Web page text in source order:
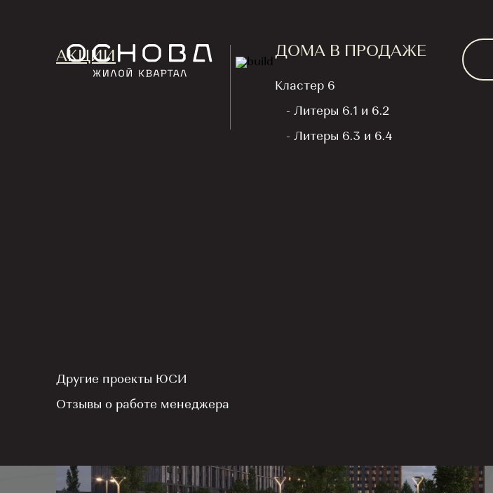
АКЦИИ ДОМА В ПРОДАЖЕ
Кластер 6
- Литеры 6.1 и 6.2
- Литеры 6.3 и 6.4
Другие проекты ЮСИ
Отзывы о работе менеджера